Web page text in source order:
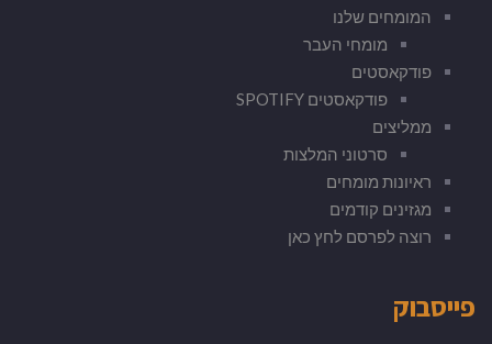
המומחים שלנו
מומחי העבר
פודקאסטים
פודקאסטים SPOTIFY
ממליצים
סרטוני המלצות
ראיונות מומחים
מגזינים קודמים
רוצה לפרסם לחץ כאן
פייסבוק